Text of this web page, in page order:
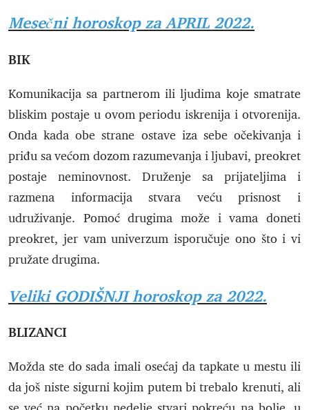
Mesečni horoskop za APRIL 2022.
BIK
Komunikacija sa partnerom ili ljudima koje smatrate
bliskim postaje u ovom periodu iskrenija i otvorenija.
Onda kada obe strane ostave iza sebe očekivanja i
priđu sa većom dozom razumevanja i ljubavi, preokret
postaje neminovnost. Druženje sa prijateljima i
razmena informacija stvara veću prisnost i
udruživanje. Pomoć drugima može i vama doneti
preokret, jer vam univerzum isporučuje ono što i vi
pružate drugima.
Veliki GODIŠNJI horoskop za 2022.
BLIZANCI
Možda ste do sada imali osećaj da tapkate u mestu ili
da još niste sigurni kojim putem bi trebalo krenuti, ali